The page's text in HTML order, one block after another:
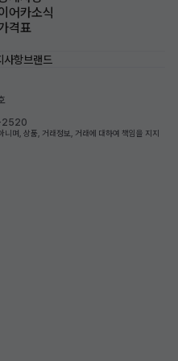
어카소식
격표
사항브랜드
2520
니며, 상품, 거래정보, 거래에 대하여 책임을 지지